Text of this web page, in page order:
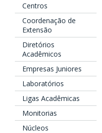
Centros
Coordenação de
Extensão
Diretórios
Acadêmicos
Empresas Juniores
Laboratórios
Ligas Acadêmicas
Monitorias
Núcleos